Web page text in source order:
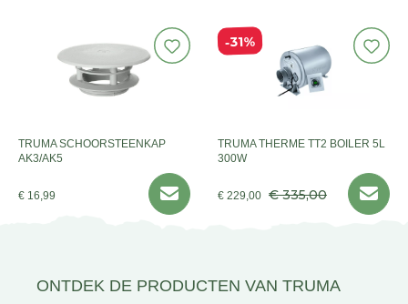
TRUMA SCHOORSTEENKAP
AK3/AK5
€ 16,99
31%
TRUMA THERME TT2 BOILER 5L
300W
€ 229,00 € 335,00
ONTDEK DE PRODUCTEN VAN TRUMA